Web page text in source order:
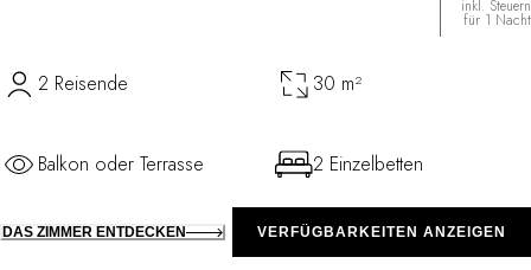
inkl. Steuern
für 1 Nacht
2 Reisende 30 m²
Balkon oder Terrasse 2 Einzelbetten
DAS ZIMMER ENTDECKEN VERFÜGBARKEITEN ANZEIGEN